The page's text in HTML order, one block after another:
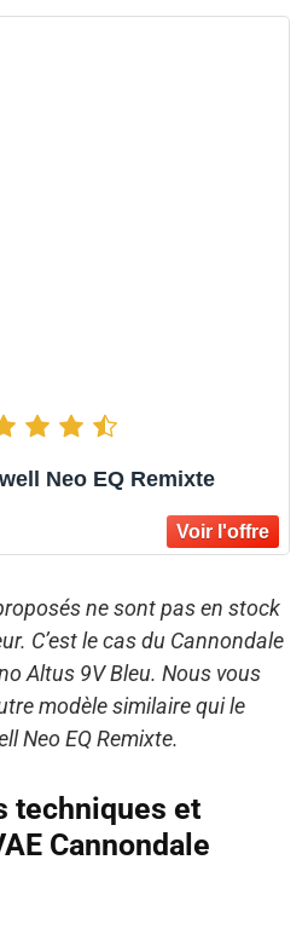
Neo EQ Remixte
ne sont pas en stock
C’est le cas du Cannondale
Altus 9V Bleu. Nous vous
modèle similaire qui le
Neo EQ Remixte.
techniques et
Cannondale